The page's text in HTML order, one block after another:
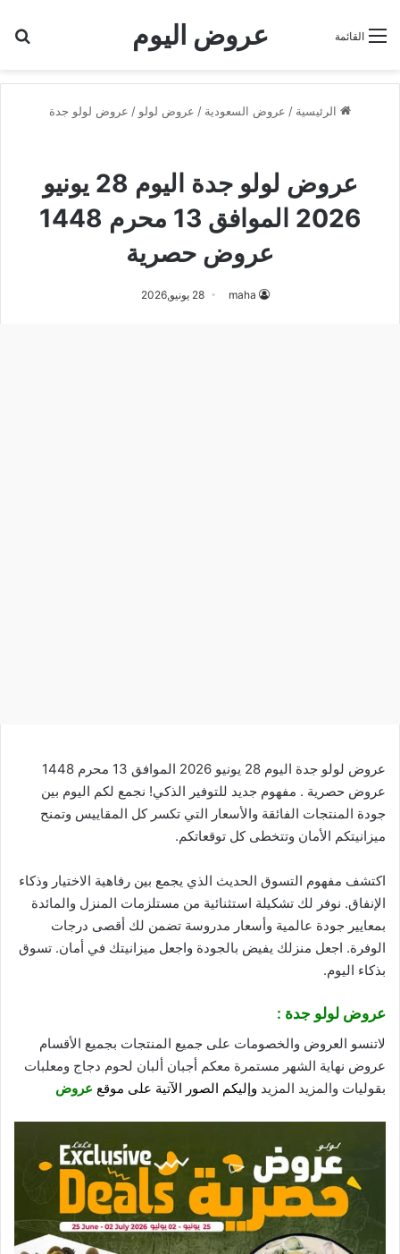
عروض اليوم القائمة
الرئيسية / عروض السعودية / عروض لولو / عروض لولو جدة
عروض لولو جدة اليوم 28 يونيو
2026 الموافق 13 محرم 1448
عروض حصرية
maha 28 يونيو,2026
عروض لولو جدة اليوم 28 يونيو 2026 الموافق 13 محرم 1448
عروض حصرية . مفهوم جديد للتوفير الذكي! نجمع لكم اليوم بين
جودة المنتجات الفائقة والأسعار التي تكسر كل المقاييس وتمنح
ميزانيتكم الأمان وتتخطى كل توقعاتكم.
اكتشف مفهوم التسوق الحديث الذي يجمع بين رفاهية الاختيار وذكاء
الإنفاق. نوفر لك تشكيلة استثنائية من مستلزمات المنزل والمائدة
بمعايير جودة عالمية وأسعار مدروسة تضمن لك أقصى درجات
الوفرة. اجعل منزلك يفيض بالجودة واجعل ميزانيتك في أمان. تسوق
بذكاء اليوم.
عروض لولو جدة :
لاتنسو العروض والخصومات على جميع المنتجات بجميع الأقسام
عروض نهاية الشهر مستمرة معكم أجبان ألبان لحوم دجاج ومعلبات
بقوليات والمزيد المزيد وإليكم الصور الآتية على موقع عروض